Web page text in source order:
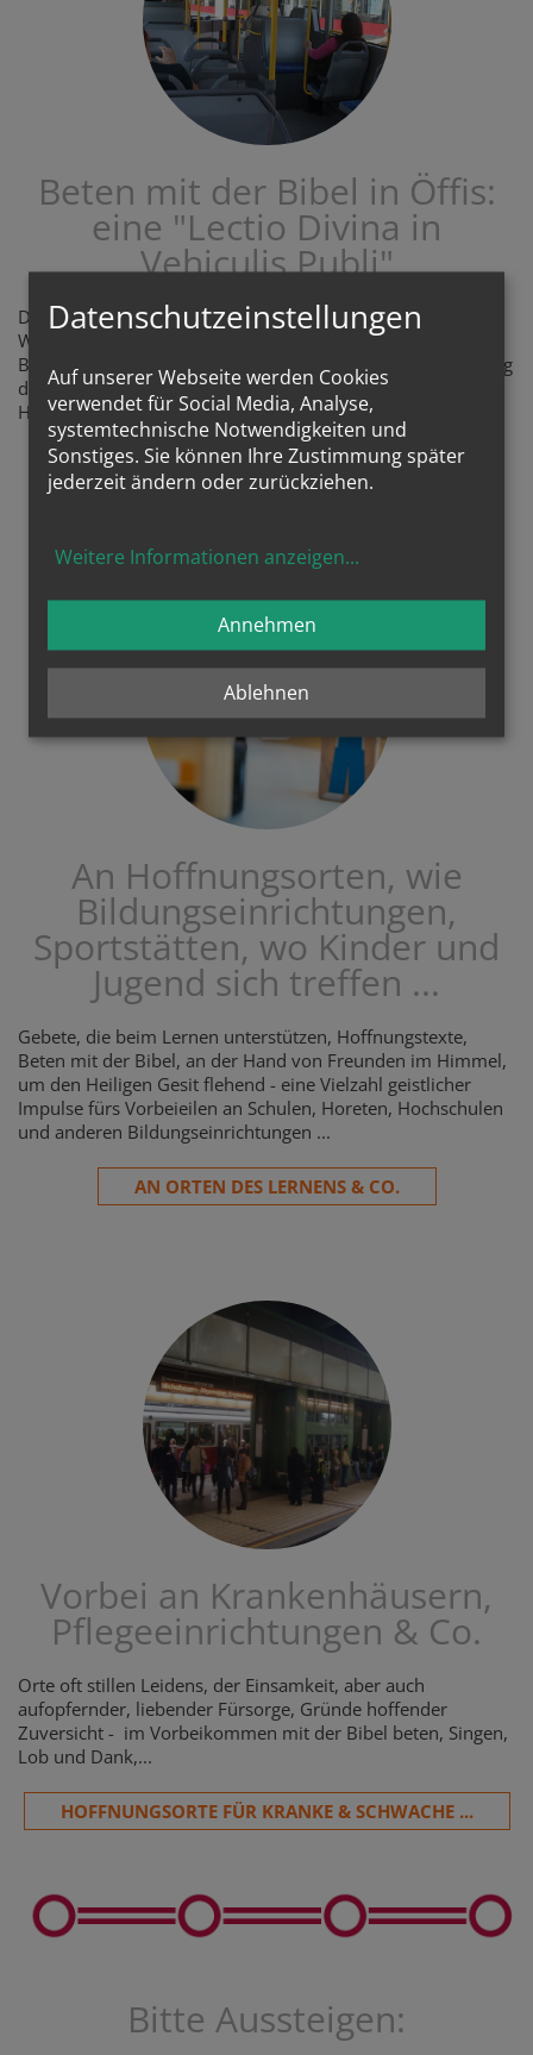
Beten mit der Bibel in Öffis:
eine "Lectio Divina in
Vehiculis Publi"
Die Lectio Divina, das betende Lesen und betrachten des
Wortes Gottes hier in den ÖFFIs vorgeschlagen - mit
Bibelstellen, wenn man im Berufsverkehr oder am Heimweg
der Menschen pilgert, fürs Vorbeifahren an Orten der
Hoffnung, wie Bildungseinrichtungen, Pflegestätten, ...
LECTIO-VORSCHLÄGE
An Hoffnungsorten, wie
Bildungseinrichtungen,
Sportstätten, wo Kinder und
Jugend sich treffen ...
Gebete, die beim Lernen unterstützen, Hoffnungstexte,
Beten mit der Bibel, an der Hand von Freunden im Himmel,
um den Heiligen Gesit flehend - eine Vielzahl geistlicher
Impulse fürs Vorbeieilen an Schulen, Horeten, Hochschulen
und anderen Bildungseinrichtungen ...
AN ORTEN DES LERNENS & CO.
Vorbei an Krankenhäusern,
Pflegeeinrichtungen & Co.
Orte oft stillen Leidens, der Einsamkeit, aber auch
aufopfernder, liebender Fürsorge, Gründe hoffender
Zuversicht - im Vorbeikommen mit der Bibel beten, Singen,
Lob und Dank,...
HOFFNUNGSORTE FÜR KRANKE & SCHWACHE ...
Bitte Aussteigen:
Datenschutzeinstellungen
Auf unserer Webseite werden Cookies
verwendet für Social Media, Analyse,
systemtechnische Notwendigkeiten und
Sonstiges. Sie können Ihre Zustimmung später
jederzeit ändern oder zurückziehen.
Weitere Informationen anzeigen...
Ablehnen
Annehmen